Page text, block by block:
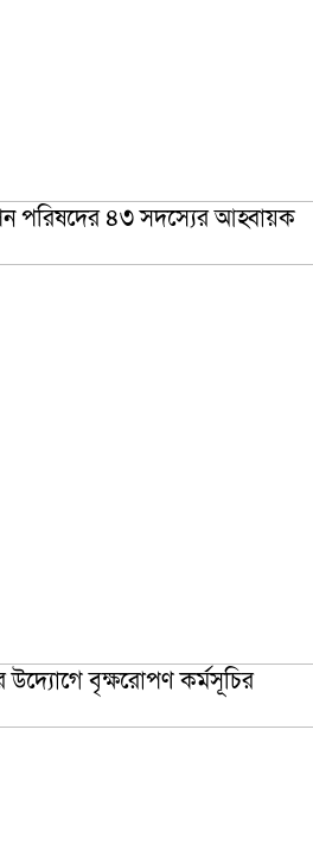
পরিষদের ৪৩ সদস্যের আহ্বায়ক
উদ্যোগে বৃক্ষরোপণ কর্মসূচির